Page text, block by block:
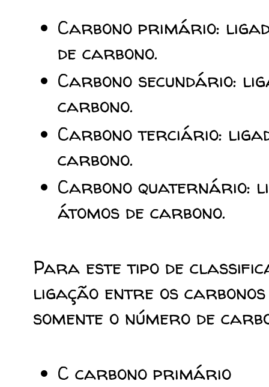
Carbono primário:
de carbono.
Carbono secundário:
carbono.
Carbono terciário:
carbono.
Carbono quaternário:
átomos de carbono.
Para este tipo de
ligação entre os
somente o número de
C carbono primário